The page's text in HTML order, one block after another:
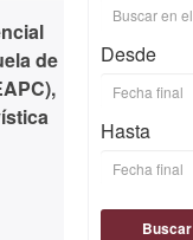
de
Desde
Hasta
Buscar